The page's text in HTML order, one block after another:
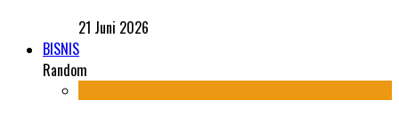
21 Juni 2026
BISNIS
Random